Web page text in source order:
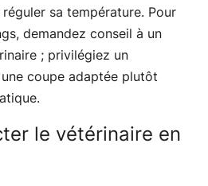
sa température. Pour
demandez conseil à un
; privilégiez un
coupe adaptée plutôt
le vétérinaire en